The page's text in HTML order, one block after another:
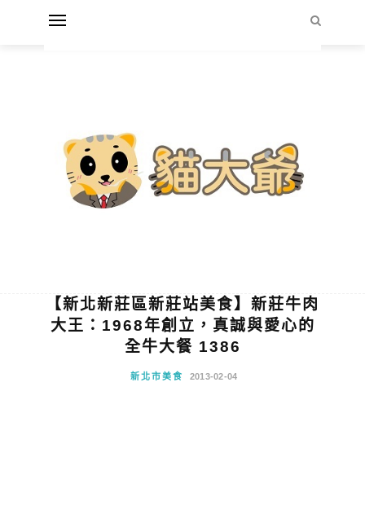
【新北新莊區新莊站美食】新莊牛肉
大王：1968年創立，真誠與愛心的
全牛大餐 1386
新北市美食 2013-02-04